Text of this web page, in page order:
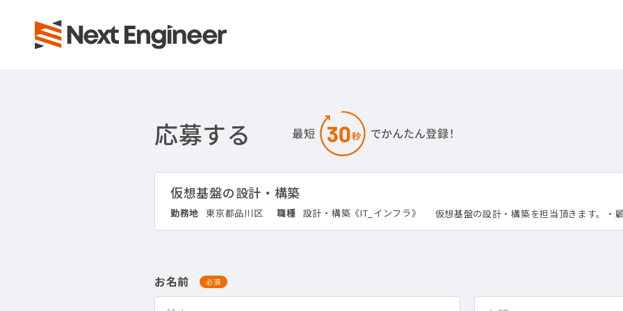
応募する
仮想基盤の設計・構築
勤務地 東京都品川区 職種 設計・構築《IT_インフラ》 仮想基盤の設計・構築を担当頂きます。・
お名前 必須